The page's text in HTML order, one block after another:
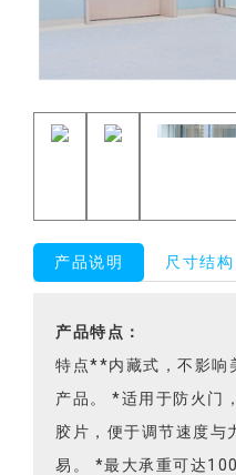
产品说明 尺寸结构
产品特点：
特点**内藏式，不影响
产品。 *适用于防火门
胶片，便于调节速度与
易。 *最大承重可达